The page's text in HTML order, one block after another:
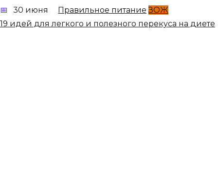
30 июня Правильное питание ЗОЖ
19 идей для легкого и полезного перекуса на диете